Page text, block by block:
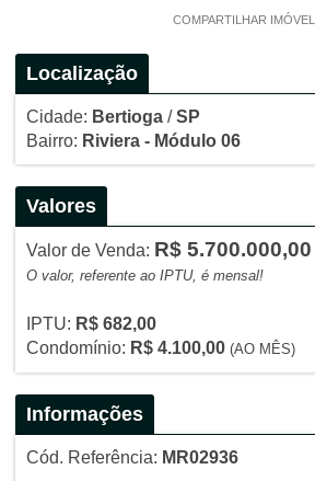
COMPARTILHAR
Localização
Cidade: Bertioga/SP
Bairro: Riviera - Módulo 06
Valores
Valor de Venda: R$ 5.700.000,00
O valor, referente ao IPTU, é mensal!
IPTU: R$ 682,00
Condomínio: R$ 4.100,00 (AO MÊS)
Informações
Cód. Referência: MR02936